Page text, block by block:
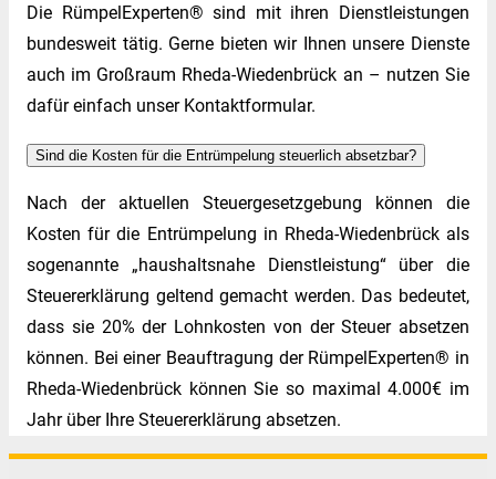
Die RümpelExperten® sind mit ihren Dienstleistungen
bundesweit tätig. Gerne bieten wir Ihnen unsere Dienste
auch im Großraum Rheda-Wiedenbrück an – nutzen Sie
dafür einfach unser Kontaktformular.
Sind die Kosten für die Entrümpelung steuerlich absetzbar?
Nach der aktuellen Steuergesetzgebung können die
Kosten für die Entrümpelung in Rheda-Wiedenbrück als
sogenannte „haushaltsnahe Dienstleistung“ über die
Steuererklärung geltend gemacht werden. Das bedeutet,
dass sie 20% der Lohnkosten von der Steuer absetzen
können. Bei einer Beauftragung der RümpelExperten® in
Rheda-Wiedenbrück können Sie so maximal 4.000€ im
Jahr über Ihre Steuererklärung absetzen.